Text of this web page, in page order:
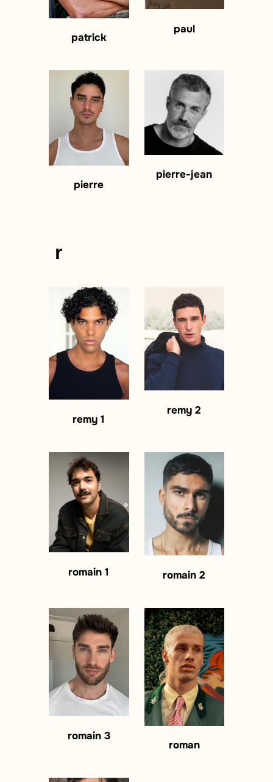
patrick
paul
pierre
pierre-jean
r
remy 1
remy 2
romain 1 romain 2
romain 3
roman